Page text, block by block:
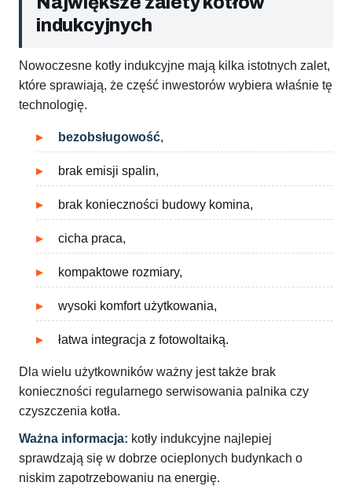
indukcyjnych
Nowoczesne kotły indukcyjne mają kilka istotnych zalet,
które sprawiają, że część inwestorów wybiera właśnie tę
technologię.
bezobsługowość,
brak emisji spalin,
brak konieczności budowy komina,
cicha praca,
kompaktowe rozmiary,
wysoki komfort użytkowania,
łatwa integracja z fotowoltaiką.
Dla wielu użytkowników ważny jest także brak
konieczności regularnego serwisowania palnika czy
czyszczenia kotła.
Ważna informacja: kotły indukcyjne najlepiej
sprawdzają się w dobrze ocieplonych budynkach o
niskim zapotrzebowaniu na energię.